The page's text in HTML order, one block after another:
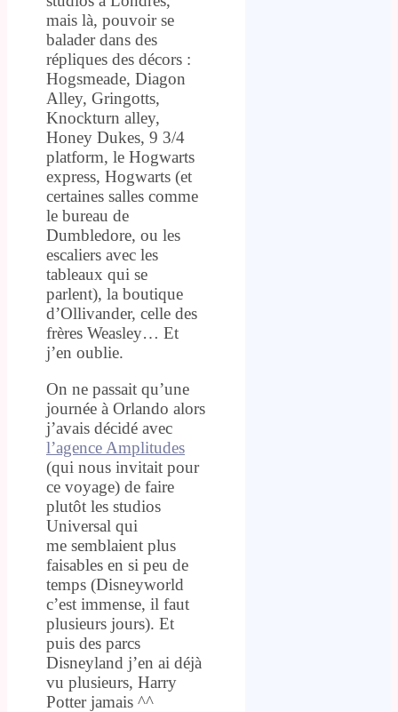
mais là, pouvoir se
balader dans des
répliques des décors :
Hogsmeade, Diagon
Alley, Gringotts,
Knockturn alley,
Honey Dukes, 9 3/4
platform, le Hogwarts
express, Hogwarts (et
certaines salles comme
le bureau de
Dumbledore, ou les
escaliers avec les
tableaux qui se
parlent), la boutique
d’Ollivander, celle des
frères Weasley… Et
j’en oublie.
On ne passait qu’une
journée à Orlando alors
j’avais décidé avec
l’agence Amplitudes
(qui nous invitait pour
ce voyage) de faire
plutôt les studios
Universal qui
me semblaient plus
faisables en si peu de
temps (Disneyworld
c’est immense, il faut
plusieurs jours). Et
puis des parcs
Disneyland j’en ai déjà
vu plusieurs, Harry
Potter jamais ^^